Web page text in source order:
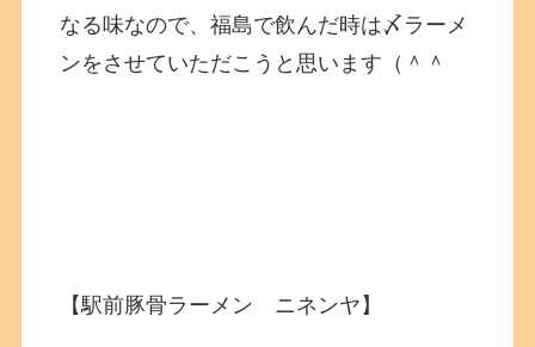
なる味なので、福島で飲んだ時は〆ラーメ
ンをさせていただこうと思います（＾＾
【駅前豚骨ラーメン ニネンヤ】